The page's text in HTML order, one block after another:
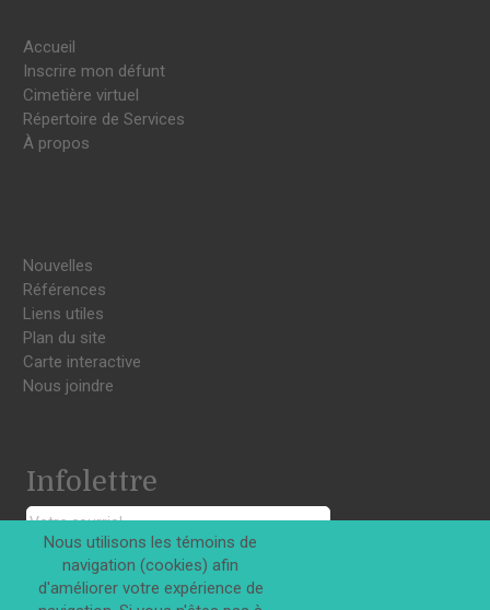
Accueil
Inscrire mon défunt
Cimetière virtuel
Répertoire de Services
À propos
Nouvelles
Références
Liens utiles
Plan du site
Carte interactive
Nous joindre
Infolettre
S'INSCRIRE
Nous utilisons les témoins de
navigation (cookies) afin
d'améliorer votre expérience de